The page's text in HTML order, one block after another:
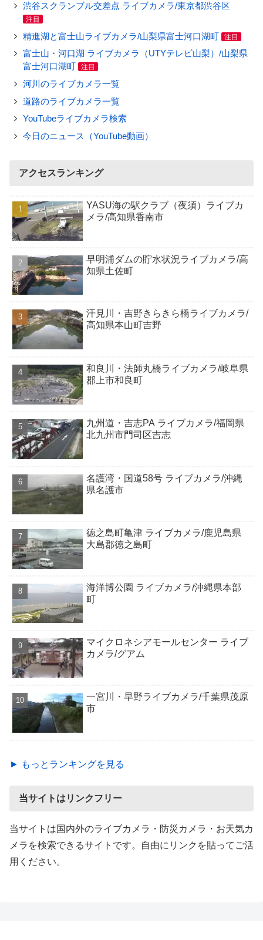
渋谷スクランブル交差点 ライブカメラ/東京都渋谷区
注目
精進湖と富士山ライブカメラ/山梨県富士河口湖町 注目
富士山・河口湖 ライブカメラ（UTYテレビ山梨）/山梨県
富士河口湖町
注目
河川のライブカメラ一覧
道路のライブカメラ一覧
YouTubeライブカメラ検索
今日のニュース（YouTube動画）
アクセスランキング
YASU海の駅クラブ（夜須）ライブカ
メラ/高知県香南市
早明浦ダムの貯水状況ライブカメラ/高
知県土佐町
汗見川・吉野きらきら橋ライブカメラ/
高知県本山町吉野
和良川・法師丸橋ライブカメラ/岐阜県
郡上市和良町
九州道・吉志PA ライブカメラ/福岡県
北九州市門司区吉志
名護湾・国道58号 ライブカメラ/沖縄
県名護市
徳之島町亀津 ライブカメラ/鹿児島県
大島郡徳之島町
海洋博公園 ライブカメラ/沖縄県本部
町
マイクロネシアモールセンター ライブ
カメラ/グアム
一宮川・早野ライブカメラ/千葉県茂原
市
► もっとランキングを見る
当サイトはリンクフリー
当サイトは国内外のライブカメラ・防災カメラ・お天気カ
メラを検索できるサイトです。自由にリンクを貼ってご活
用ください。